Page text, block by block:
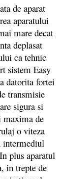
de aparat
aparatului
mare decat
deplasat
ca tehnic
sistem Easy
datorita fortei
transmisie
sigura si
maxima de
o viteza
intermediul
plus aparatul
in trepte de